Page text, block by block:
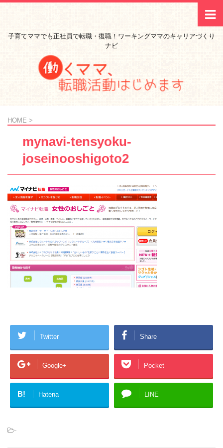
子育てママでも正社員で転職・復職！ワーキングママのキャリアづくり
ナビ
HOME >
mynavi-tensyoku-
joseinooshigoto2
Twitter Share
Google+ Pocket
B! Hatena LINE
-